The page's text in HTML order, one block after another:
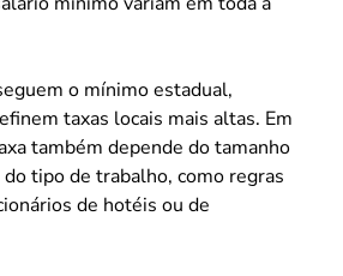
o mínimo estadual,
taxas locais mais altas. Em
também depende do tamanho
tipo de trabalho, como regras
de hotéis ou de